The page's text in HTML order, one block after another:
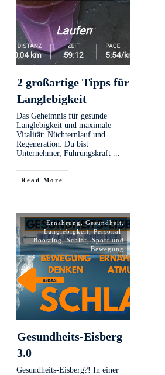
2 großartige Tipps für
Langlebigkeit
Das Geheimnis für gesunde
Langlebigkeit und maximale
Vitalität: Nüchternlauf und
Regeneration: Du bist
Unternehmer, Führungskraft ...
Read More
Ernährung,Gesundheit,
Langlebigkeit,Personal-
Boosting,Schlaf,Sport und
Bewegung
Gesundheits-Eisberg
3.0
Gesundheits-Eisberg?! In einer